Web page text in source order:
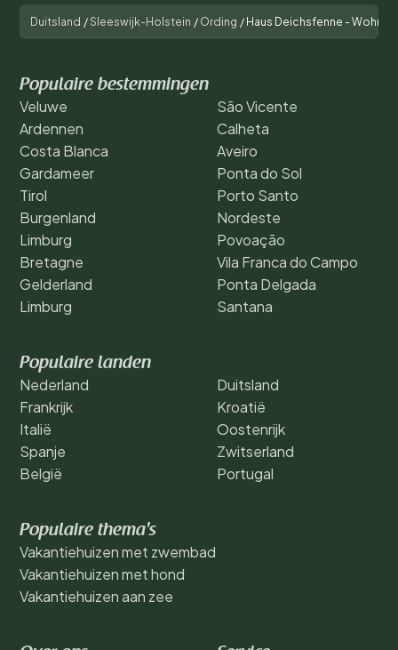
Duitsland /Sleeswijk-Holstein / Ording / Haus Deichsfenne -
Populaire bestemmingen
Veluwe
Ardennen
Costa Blanca
Gardameer
Tirol
Burgenland
Limburg
Bretagne
Gelderland
Limburg
São Vicente
Calheta
Aveiro
Ponta do Sol
Porto Santo
Nordeste
Povoação
Vila Franca do Campo
Ponta Delgada
Santana
Populaire landen
Nederland
Frankrijk
Italië
Spanje
België
Duitsland
Kroatië
Oostenrijk
Zwitserland
Portugal
Populaire thema's
Vakantiehuizen met zwembad
Vakantiehuizen met hond
Vakantiehuizen aan zee